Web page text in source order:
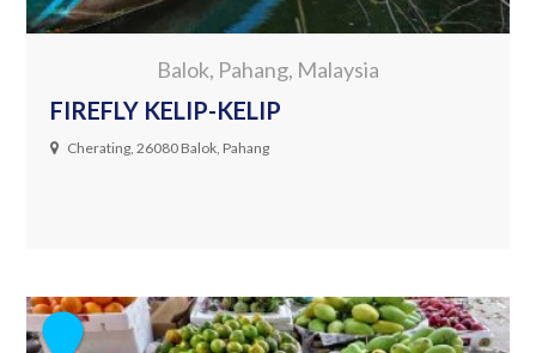
Balok, Pahang, Malaysia
FIREFLY KELIP-KELIP
Cherating, 26080 Balok, Pahang